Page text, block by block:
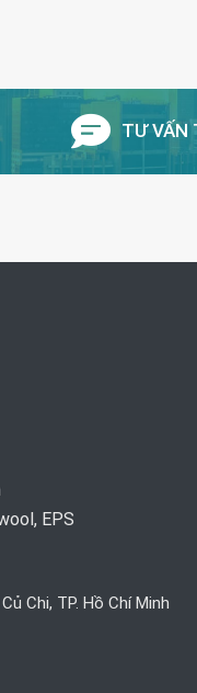
TƯ VẤN
EPS
Chi, TP. Hồ Chí Minh